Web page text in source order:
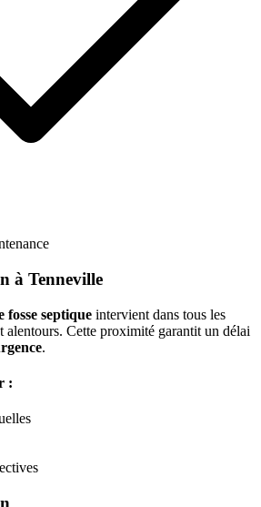
à Tenneville
fosse septique intervient dans tous les
alentours. Cette proximité garantit un délai
.
: